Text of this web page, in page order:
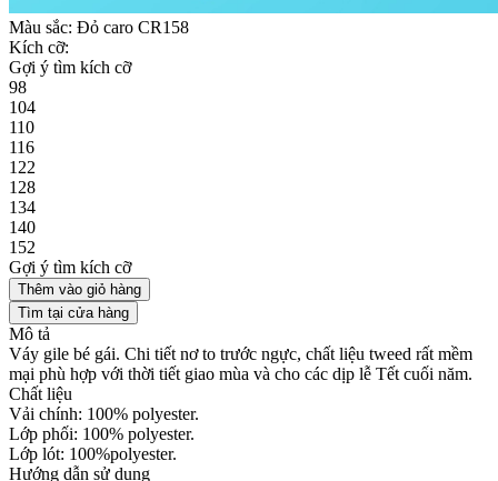
Màu sắc: Đỏ caro CR158
Kích cỡ:
Gợi ý tìm kích cỡ
98
104
110
116
122
128
134
140
152
Gợi ý tìm kích cỡ
Thêm vào giỏ hàng
Tìm tại cửa hàng
Mô tả
Váy gile bé gái. Chi tiết nơ to trước ngực, chất liệu tweed rất mềm
mại phù hợp với thời tiết giao mùa và cho các dịp lễ Tết cuối năm.
Chất liệu
Vải chính: 100% polyester.
Lớp phối: 100% polyester.
Lớp lót: 100%polyester.
Hướng dẫn sử dụng